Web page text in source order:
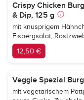
Crispy Chicken
& Dip, 125 g
mit knusprigem
Eisbergsalat,
12,50 €
Veggie Spezial
mit vegetarischem